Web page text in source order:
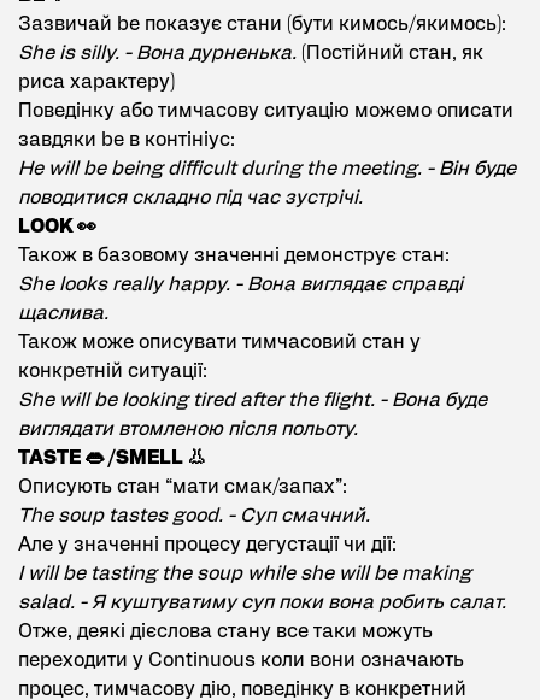
Зазвичай be показує стани (бути кимось/якимось):
She is silly. - Вона дурненька. (Постійний стан, як
риса характеру)
Поведінку або тимчасову ситуацію можемо описати
завдяки be в контініус:
He will be being difficult during the meeting. - Він буде
поводитися складно під час зустрічі.
LOOK 👀
Також в базовому значенні демонструє стан:
She looks really happy. - Вона виглядає справді
щаслива.
Також може описувати тимчасовий стан у
конкретній ситуації:
She will be looking tired after the flight. - Вона буде
виглядати втомленою після польоту.
TASTE 👄 /SMELL 👃
Описують стан “мати смак/запах”:
The soup tastes good. - Суп смачний.
Але у значенні процесу дегустації чи дії:
I will be tasting the soup while she will be making
salad. - Я куштуватиму суп поки вона робить салат.
Отже, деякі дієслова стану все таки можуть
переходити у Continuous коли вони означають
процес, тимчасову дію, поведінку в конкретний